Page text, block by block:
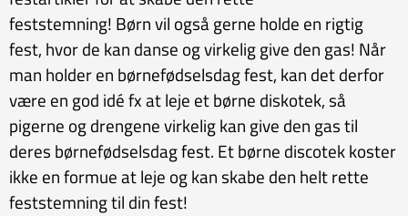
feststemning! Børn vil også gerne holde en rigtig
fest, hvor de kan danse og virkelig give den gas! Når
man holder en børnefødselsdag fest, kan det derfor
være en god idé fx at leje et børne diskotek, så
pigerne og drengene virkelig kan give den gas til
deres børnefødselsdag fest. Et børne discotek koster
ikke en formue at leje og kan skabe den helt rette
feststemning til din fest!